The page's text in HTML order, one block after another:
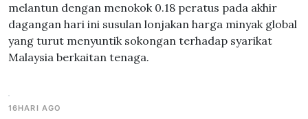
melantun dengan menokok 0.18 peratus pada akhir
dagangan hari ini susulan lonjakan harga minyak global
yang turut menyuntik sokongan terhadap syarikat
Malaysia berkaitan tenaga.
16HARI AGO